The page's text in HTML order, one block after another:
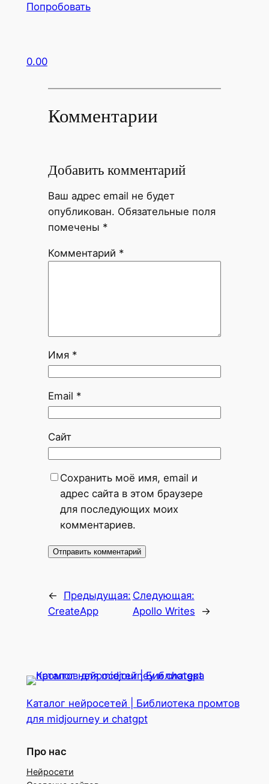
Попробовать
0.00
Комментарии
Добавить комментарий
Ваш адрес email не будет
опубликован. Обязательные поля
помечены *
Комментарий *
Имя *
Email *
Сайт
Сохранить моё имя, email и
адрес сайта в этом браузере
для последующих моих
комментариев.
←
Предыдущая:
CreateApp
Следующая:
Apollo Writes
→
Каталог нейросетей | Библиотека промтов
для midjourney и chatgpt
Про нас
Нейросети